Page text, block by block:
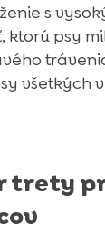
s
ktorú psy
všetkých
trety